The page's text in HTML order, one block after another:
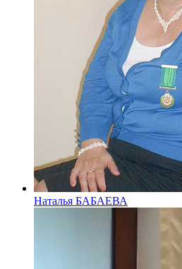
Наталья БАБАЕВА